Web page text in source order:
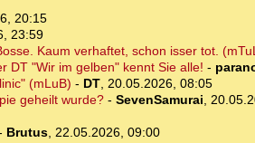
20:15
23:59
Kaum verhaftet, schon isser tot.
DT "Wir im gelben" kennt Sie alle! -
(mLuB) - DT, 20.05.2026, 08:05
geheilt wurde?- SevenSamurai,
Brutus, 22.05.2026, 09:00